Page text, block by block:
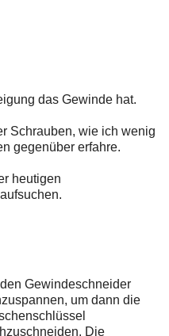
das Gewinde hat.
Schrauben, wie ich wenig
gegenüber erfahre.
heutigen
Gewindeschneider
um dann die
Die